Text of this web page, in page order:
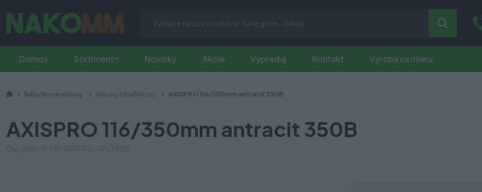
Domov Sortiment Novinky Akcie Výpredaj Kontakt Výroba na mieru
Nábytkové výsuvy Výsuvy s bočnicou AXISPRO 116/350mm antracit 350B
AXISPRO 116/350mm antracit 350B